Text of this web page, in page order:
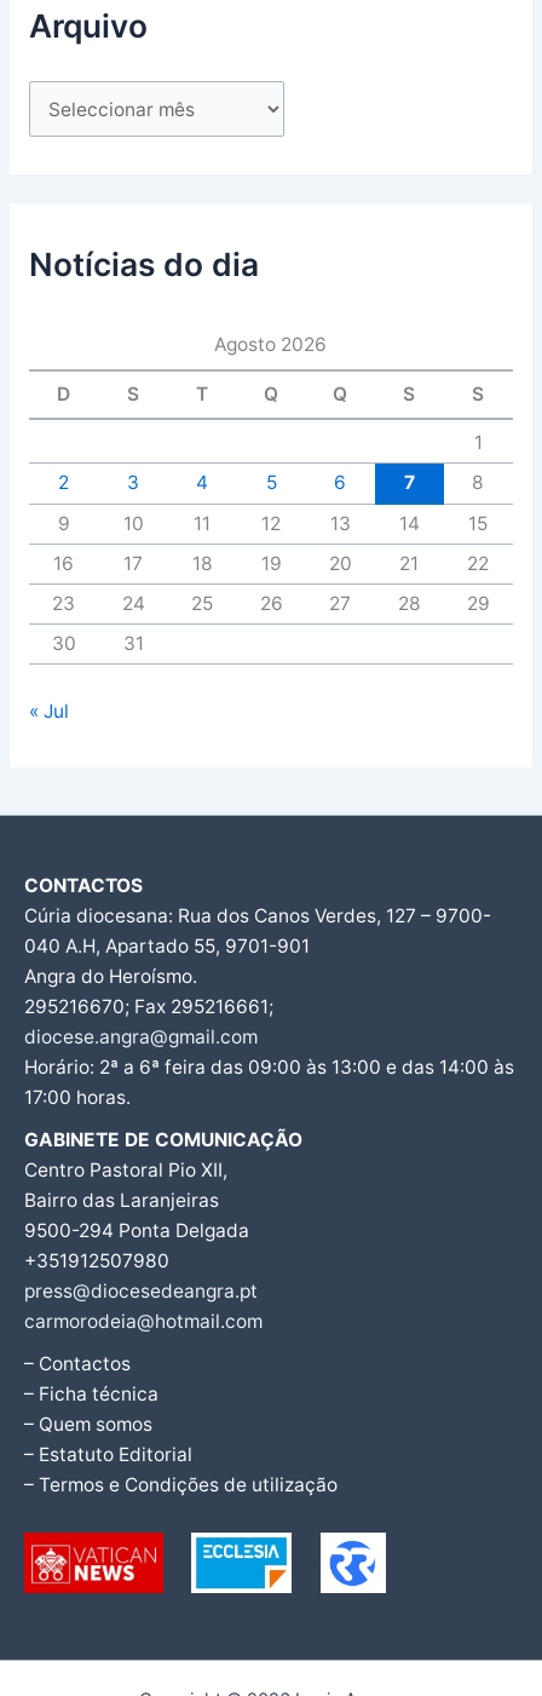
Arquivo
Notícias do dia
Agosto 2026
D S T Q Q S S
1
2
3 4 5 6 7
8
9
10 11 12 13 14
15
16
17 18 19 20 21
22
23
24 25 26 27 28
29
30
31
« Jul
CONTACTOS
Cúria diocesana: Rua dos Canos Verdes, 127 – 9700-
040 A.H, Apartado 55, 9701-901
Angra do Heroísmo.
295216670; Fax 295216661;
diocese.angra@gmail.com
Horário: 2ª a 6ª feira das 09:00 às 13:00 e das 14:00 às
17:00 horas.
GABINETE DE COMUNICAÇÃO
Centro Pastoral Pio XII,
Bairro das Laranjeiras
9500-294 Ponta Delgada
+351912507980
press@diocesedeangra.pt
carmorodeia@hotmail.com
– Contactos
– Ficha técnica
– Quem somos
– Estatuto Editorial
– Termos e Condições de utilização